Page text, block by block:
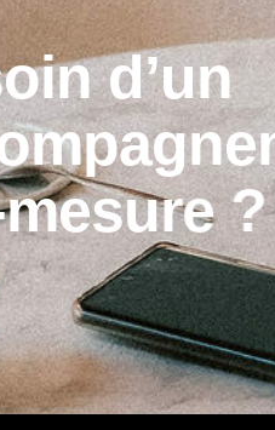
oin d’un
mpagne
mesure ?